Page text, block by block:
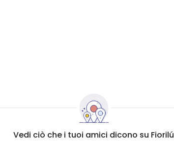
Vedi ciò che i tuoi amici dicono su Fiorilú